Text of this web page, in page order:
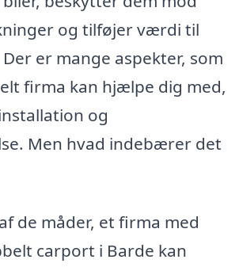
og tilføjer værdi til
er mange aspekter, som
firma kan hjælpe dig med,
og
Men hvad indebærer det
de måder, et firma med
carport i Barde kan